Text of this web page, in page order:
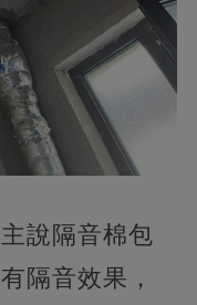
說隔音棉包
隔音效果，